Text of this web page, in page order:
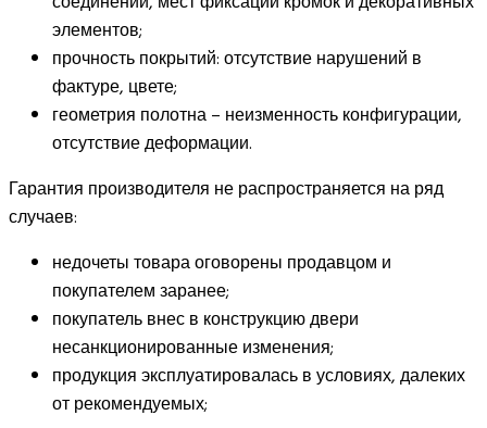
элементов;
прочность покрытий: отсутствие нарушений в
фактуре, цвете;
геометрия полотна – неизменность конфигурации,
отсутствие деформации.
Гарантия производителя не распространяется на ряд
случаев:
недочеты товара оговорены продавцом и
покупателем заранее;
покупатель внес в конструкцию двери
несанкционированные изменения;
продукция эксплуатировалась в условиях, далеких
от рекомендуемых;